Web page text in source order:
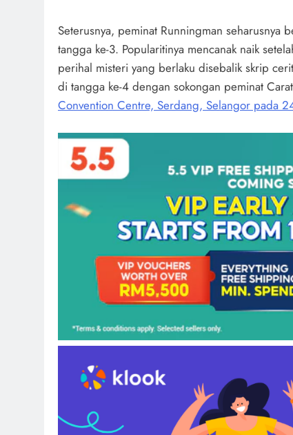
Seterusnya, peminat Runningman seharusnya
tangga ke-3. Popularitinya mencanak naik
perihal misteri yang berlaku disebalik skrip
di tangga ke-4 dengan sokongan peminat
Convention Centre, Serdang, Selangor pada